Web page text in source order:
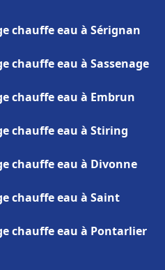
chauffe eau à Sérignan
chauffe eau à Sassenage
chauffe eau à Embrun
chauffe eau à Stiring
chauffe eau à Divonne
chauffe eau à Saint
chauffe eau à Pontarlier